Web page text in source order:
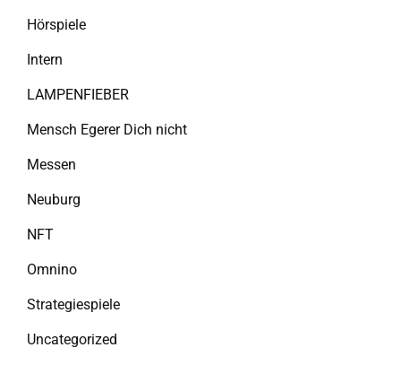
Hörspiele
Intern
LAMPENFIEBER
Mensch Egerer Dich nicht
Messen
Neuburg
NFT
Omnino
Strategiespiele
Uncategorized